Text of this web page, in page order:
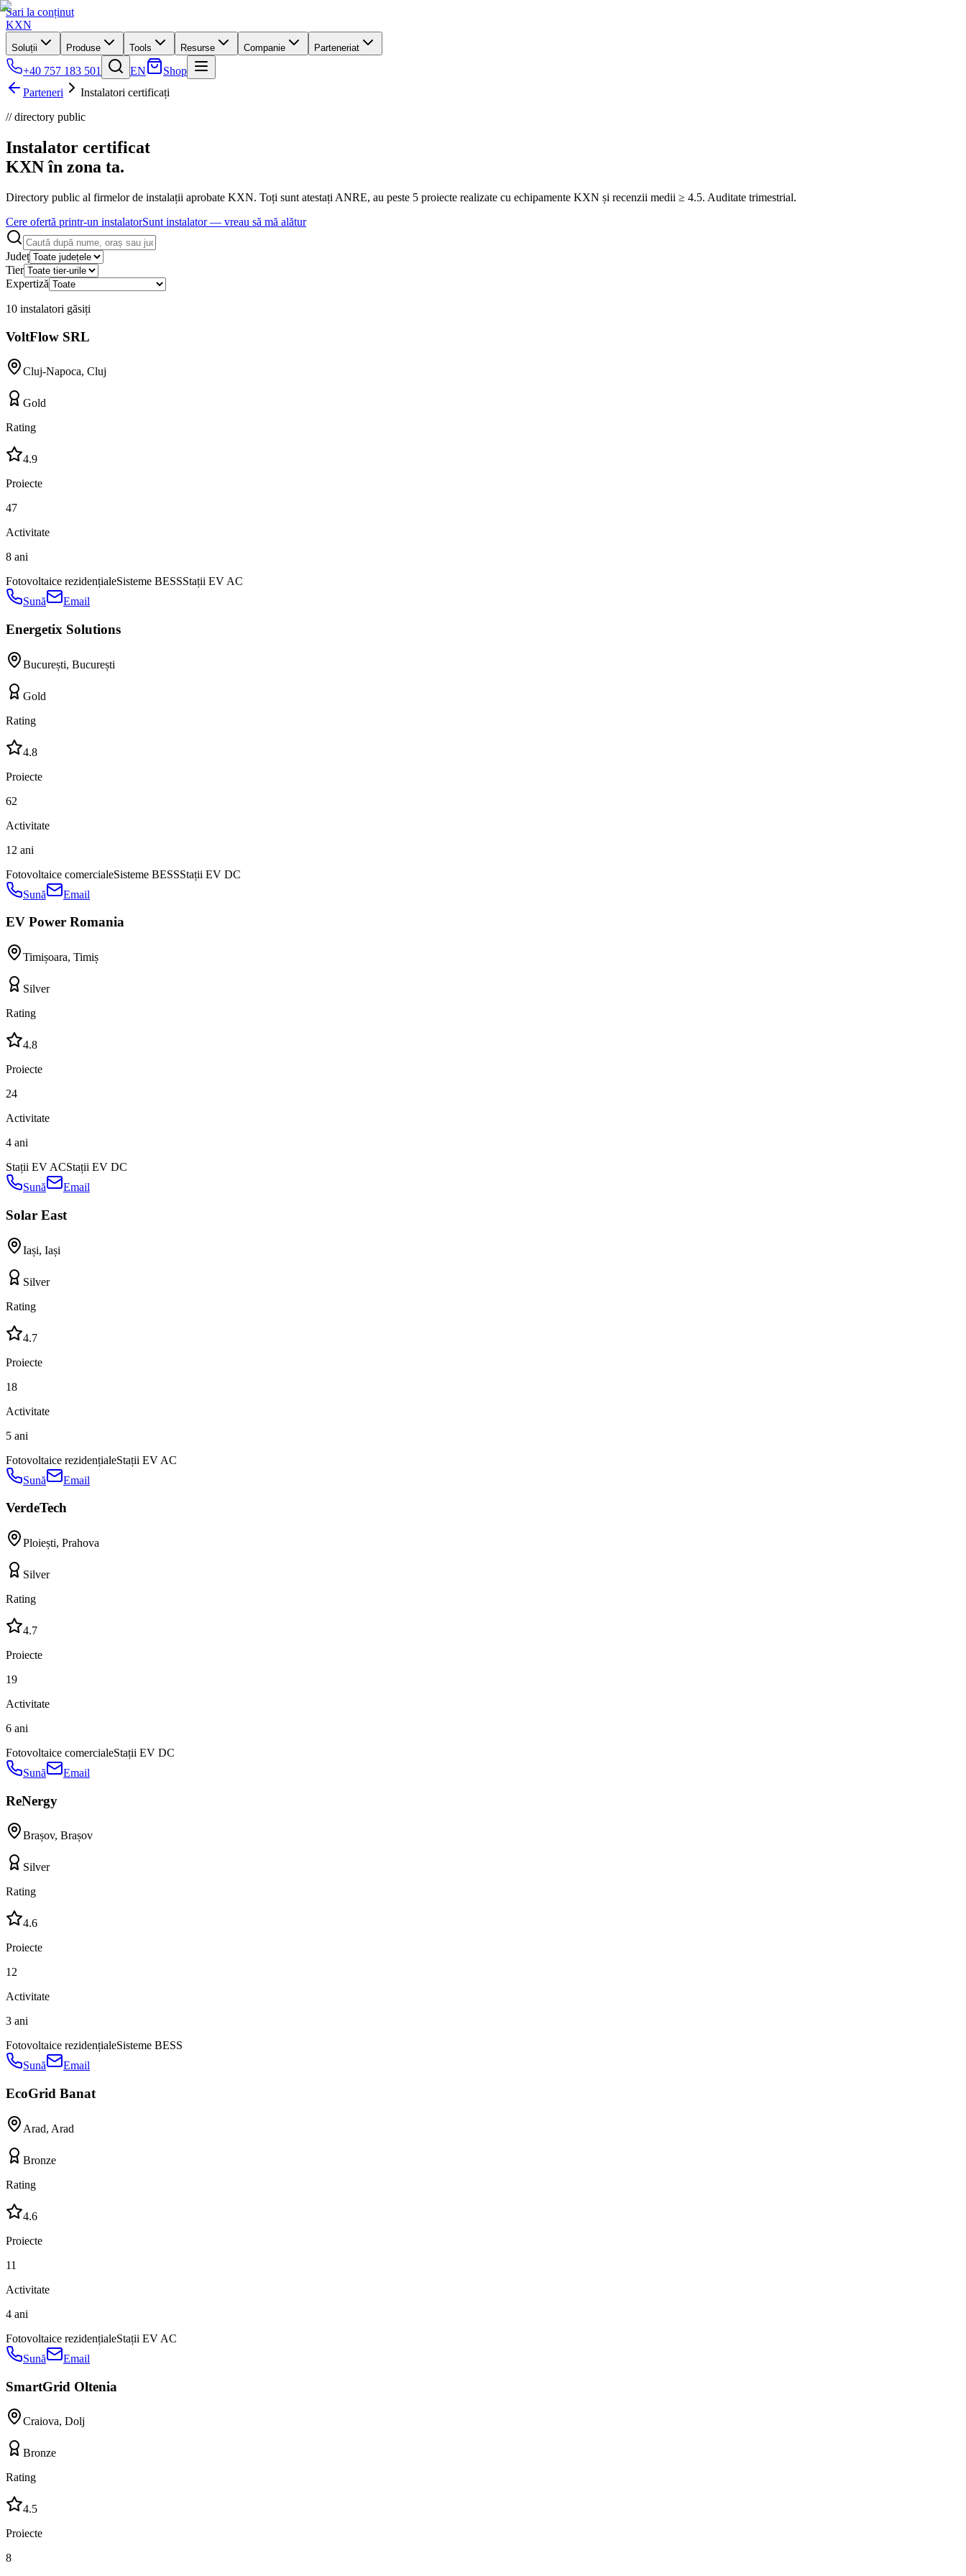
Sari la conținut
KXN
Soluții Produse Tools Resurse Companie Parteneriat
+40 757 183 501 EN
Shop
Parteneri
Instalatori certificați
// directory public
Instalator certificat
KXN în zona ta.
Directory public al firmelor de instalații aprobate KXN. Toți sunt atestați ANRE, au peste 5 proiecte realizate cu echipamente KXN și recenzii medii ≥ 4.5. Auditate trimestrial.
Cere ofertă printr-un instalatorSunt instalator — vreau să mă alătur
Județ
Tier
Expertiză
10 instalatori găsiți
VoltFlow SRL
Cluj-Napoca, Cluj
Gold
Rating
4.9
Proiecte
47
Activitate
8 ani
Fotovoltaice rezidențialeSisteme BESSStații EV AC
Sună
Email
Energetix Solutions
București, București
Gold
Rating
4.8
Proiecte
62
Activitate
12 ani
Fotovoltaice comercialeSisteme BESSStații EV DC
Sună
Email
EV Power Romania
Timișoara, Timiș
Silver
Rating
4.8
Proiecte
24
Activitate
4 ani
Stații EV ACStații EV DC
Sună
Email
Solar East
Iași, Iași
Silver
Rating
4.7
Proiecte
18
Activitate
5 ani
Fotovoltaice rezidențialeStații EV AC
Sună
Email
VerdeTech
Ploiești, Prahova
Silver
Rating
4.7
Proiecte
19
Activitate
6 ani
Fotovoltaice comercialeStații EV DC
Sună
Email
ReNergy
Brașov, Brașov
Silver
Rating
4.6
Proiecte
12
Activitate
3 ani
Fotovoltaice rezidențialeSisteme BESS
Sună
Email
EcoGrid Banat
Arad, Arad
Bronze
Rating
4.6
Proiecte
11
Activitate
4 ani
Fotovoltaice rezidențialeStații EV AC
Sună
Email
SmartGrid Oltenia
Craiova, Dolj
Bronze
Rating
4.5
Proiecte
8